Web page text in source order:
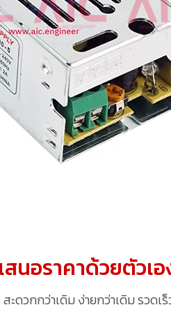
นอราคาด้วยตัวเอ
ะดวกกว่าเดิม ง่ายกว่าเดิม รวดเ